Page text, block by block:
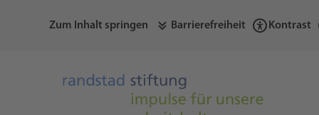
Zum Inhalt springen Barrierefreiheit Kontrast